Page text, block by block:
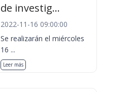
de investig...
2022-11-16 09:00:00
Se realizarán el miércoles
16 ...
Leer más